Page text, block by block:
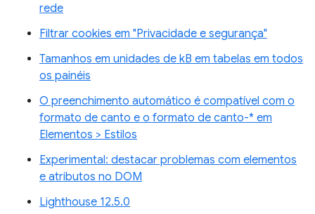
rede
Filtrar cookies em "Privacidade e segurança"
Tamanhos em unidades de kB em tabelas em todos
os painéis
O preenchimento automático é compatível com o
formato de canto e o formato de canto-* em
Elementos > Estilos
Experimental: destacar problemas com elementos
e atributos no DOM
Lighthouse 12.5.0